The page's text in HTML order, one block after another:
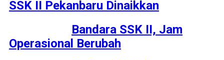
SSK II Pekanbaru Dinaikkan
Bandara SSK II, Jam
Operasional Berubah